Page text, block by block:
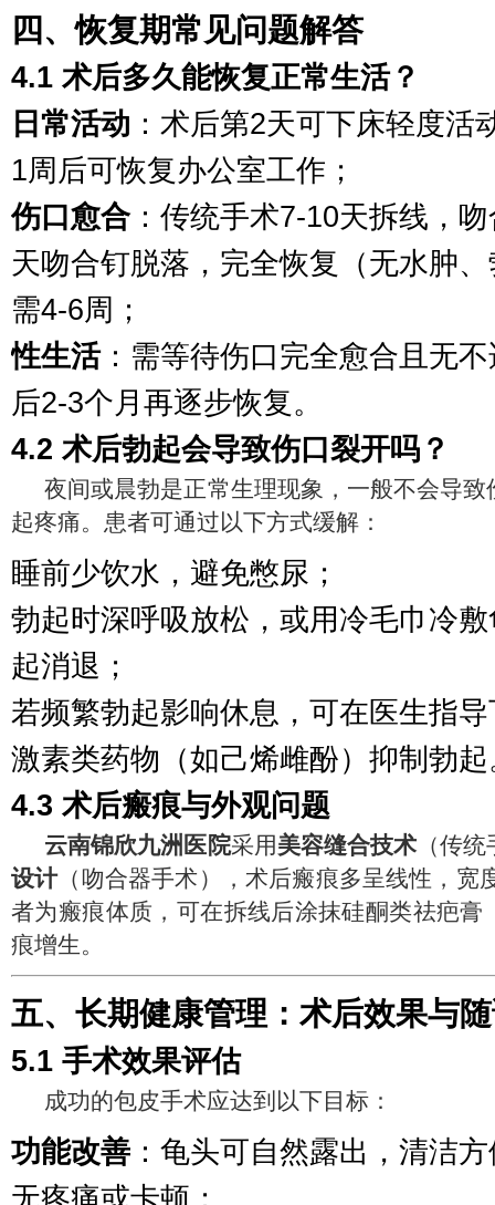
四、恢复期常见问题解答
4.1 术后多久能恢复正常生活？
日常活动 ：术后第2天可下床轻度活
1周后可恢复办公室工作；
伤口愈合：传统手术7-10天拆线，
天吻合钉脱落，完全恢复（无水肿
需4-6周；
性生活：需等待伤口完全愈合且无
后2-3个月再逐步恢复。
4.2 术后勃起会导致伤口裂开吗？
夜间或晨勃是正常生理现象，一般不会导
起疼痛。患者可通过以下方式缓解：
睡前少饮水，避免憋尿；
勃起时深呼吸放松，或用冷毛巾冷
起消退；
若频繁勃起影响休息，可在医生指
激素类药物（如己烯雌酚）抑制勃起
4.3 术后瘢痕与外观问题
云南锦欣九洲医院采用美容缝合技术 （传
设计（吻合器手术），术后瘢痕多呈线性，宽
者为瘢痕体质，可在拆线后涂抹硅酮类祛疤膏
痕增生。
五、长期健康管理：术后效果与
5.1 手术效果评估
成功的包皮手术应达到以下目标：
功能改善 ：龟头可自然露出，清洁
无疼痛或卡顿；